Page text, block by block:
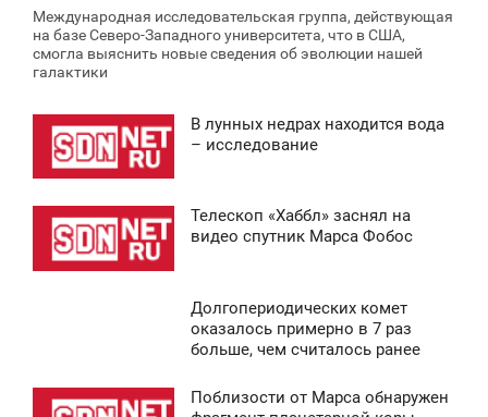
Международная исследовательская группа, действующая
на базе Северо-Западного университета, что в США,
смогла выяснить новые сведения об эволюции нашей
галактики
В лунных недрах находится вода
– исследование
Телескоп «Хаббл» заснял на
видео спутник Марса Фобос
Долгопериодических комет
оказалось примерно в 7 раз
больше, чем считалось ранее
Поблизости от Марса обнаружен